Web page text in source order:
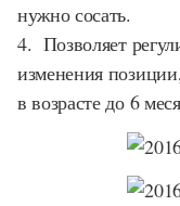
нужно сосать.
4. Позволяет
изменения
в возрасте до 6